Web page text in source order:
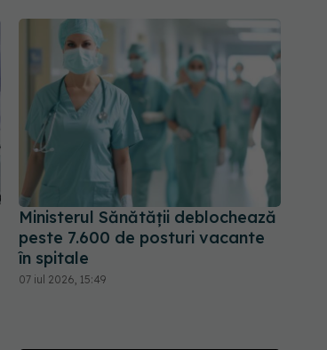
Ministerul Sănătății deblochează
peste 7.600 de posturi vacante
în spitale
07 iul 2026, 15:49